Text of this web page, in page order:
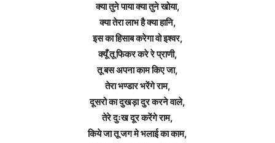
क्या तुने पाया क्या तुने खोया,
क्या तेरा लाभ है क्या हानि,
इस का हिसाब करेगा वो इश्वर,
क्यूँ तू फिकर करे रे प्राणी,
तू बस अपना काम किए जा,
तेरा भण्डार भरेंगे राम,
दूसरो का दुखड़ा दुर करने वाले,
तेरे दुःख दूर करेंगे राम,
किये जा तू जग मे भलाई का काम,